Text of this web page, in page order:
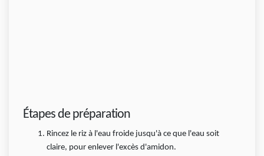
Étapes de préparation
Rincez le riz à l'eau froide jusqu'à ce que l'eau soit
claire, pour enlever l'excès d'amidon.